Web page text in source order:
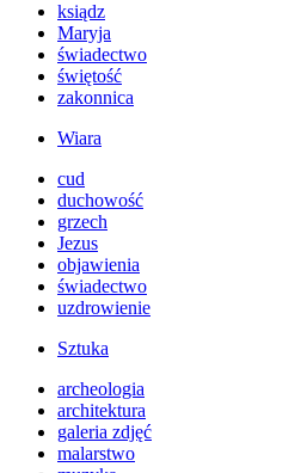
ksiądz
Maryja
świadectwo
świętość
zakonnica
Wiara
cud
duchowość
grzech
Jezus
objawienia
świadectwo
uzdrowienie
Sztuka
archeologia
architektura
galeria zdjęć
malarstwo